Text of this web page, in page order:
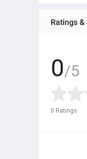
Ratings
0/5
0 Ratings